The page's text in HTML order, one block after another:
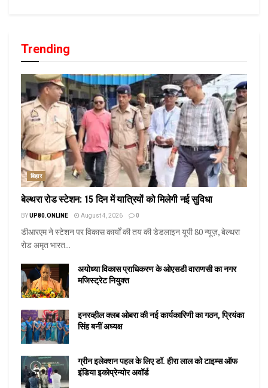
Trending
बिहार
बेल्थरा रोड स्टेशन: 15 दिन में यात्रियों को मिलेगी नई सुविधा
BYUP80.ONLINE August 4, 2026 0
डीआरएम ने स्टेशन पर विकास कार्यों की तय की डेडलाइन यूपी 80 न्यूज़, बेल्थरा
रोड अमृत भारत...
अयोध्या विकास प्राधिकरण के ओएसडी वाराणसी का नगर
मजिस्ट्रेट नियुक्त
इनरव्हील क्लब ओबरा की नई कार्यकारिणी का गठन, प्रियंका
सिंह बनीं अध्यक्ष
ग्रीन इलेक्शन पहल के लिए डॉ. हीरा लाल को टाइम्स ऑफ
इंडिया इकोप्रेन्योर अवॉर्ड